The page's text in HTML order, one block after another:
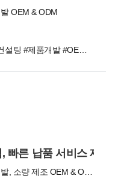
OEM & ODM
#아주화장품 #컨설팅 #제품개발 #OEM #ODM
빠른 납품 서비스 제공
컨설팅 - 제품개발, 소량 제조 OEM & ODM